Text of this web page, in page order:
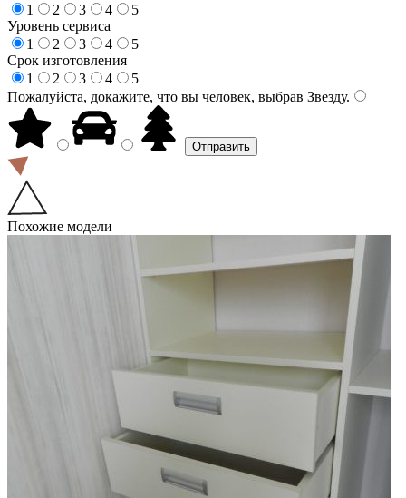
1
2 3 4
5
Уровень сервиса
1
2 3 4
5
Срок изготовления
1
2 3 4
5
Пожалуйста, докажите, что вы человек, выбрав Звезду.
Похожие модели